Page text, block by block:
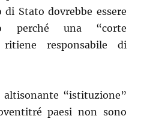
Stato dovrebbe essere
perché una “corte
responsabile di
“istituzione”
paesi non sono